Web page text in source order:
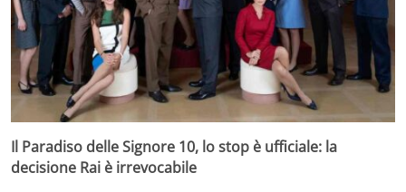
Il Paradiso delle Signore 10, lo stop è ufficiale: la
decisione Rai è irrevocabile